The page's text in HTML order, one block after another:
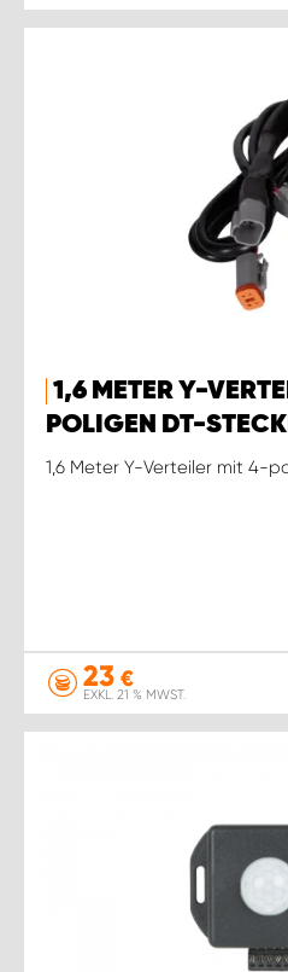
1,6 METER Y-
POLIGEN DT-
1,6 Meter Y-Verteiler mit 4-
23 €
EXKL. 21 % MWST.